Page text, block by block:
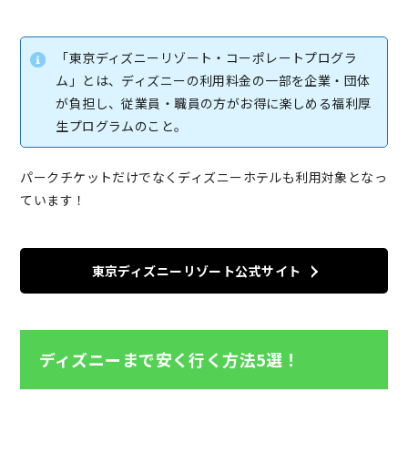
「東京ディズニーリゾート・コーポレートプログラ
ム」とは、ディズニーの利用料金の一部を企業・団体
が負担し、従業員・職員の方がお得に楽しめる福利厚
生プログラムのこと。
パークチケットだけでなくディズニーホテルも利用対象となっ
ています！
東京ディズニーリゾート公式サイト
ディズニーまで安く行く方法5選！